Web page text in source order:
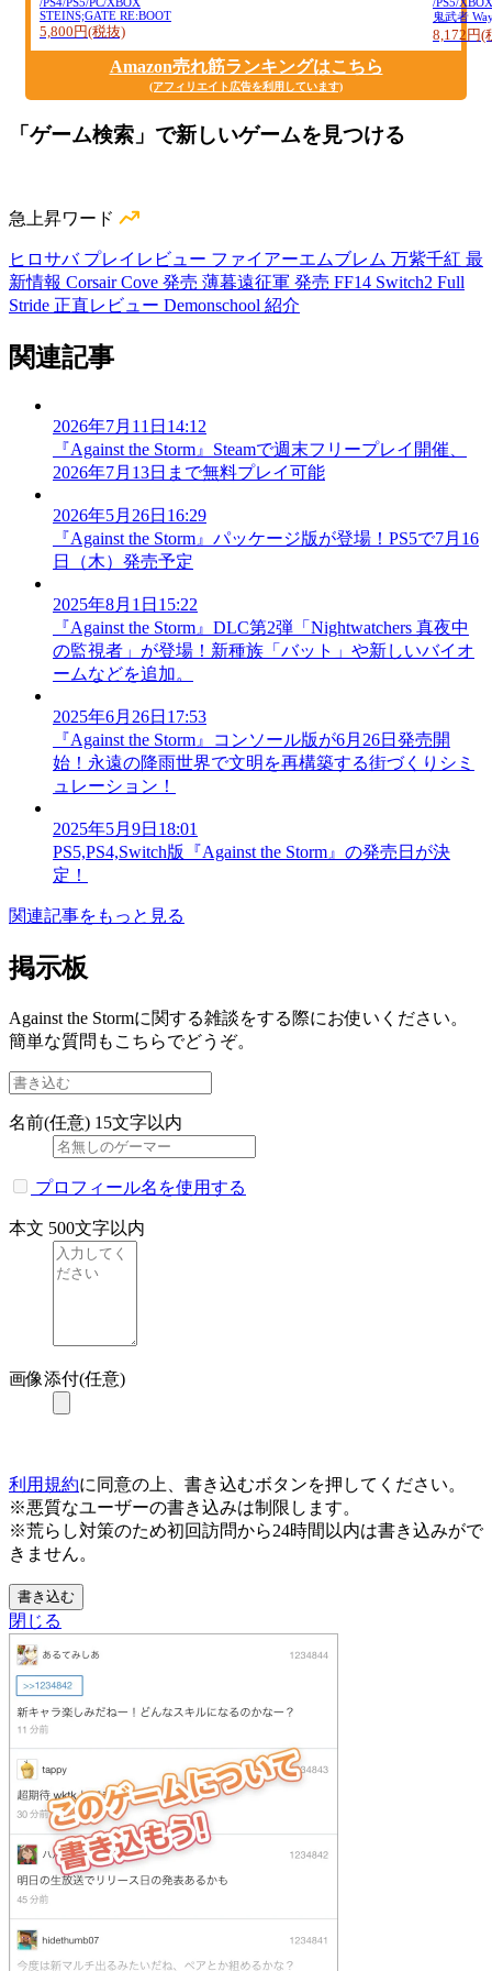
STEINS;GATE RE:BOOT
5,800円(税抜)
鬼武者
8,172円(
Amazon売れ筋ランキングはこちら
(アフィリエイト広告を利用しています)
「ゲーム検索」で新しいゲームを見つける
急上昇ワード
ヒロサバ プレイレビュー ファイアーエムブレム 万紫千紅 最
新情報 Corsair Cove 発売 薄暮遠征軍 発売 FF14 Switch2 Full
Stride 正直レビュー Demonschool 紹介
関連記事
2026年7月11日14:12
『Against the Storm』Steamで週末フリープレイ開催、
2026年7月13日まで無料プレイ可能
2026年5月26日16:29
『Against the Storm』パッケージ版が登場！PS5で7月16
日（木）発売予定
2025年8月1日15:22
『Against the Storm』DLC第2弾「Nightwatchers 真夜中
の監視者」が登場！新種族「バット」や新しいバイオ
ームなどを追加。
2025年6月26日17:53
『Against the Storm』コンソール版が6月26日発売開
始！永遠の降雨世界で文明を再構築する街づくりシミ
ュレーション！
2025年5月9日18:01
PS5,PS4,Switch版『Against the Storm』の発売日が決
定！
関連記事をもっと見る
掲示板
Against the Stormに関する雑談をする際にお使いください。
簡単な質問もこちらでどうぞ。
名前(任意) 15文字以内
プロフィール名を使用する
本文 500文字以内
画像添付(任意)
利用規約に同意の上、書き込むボタンを押してください。
※悪質なユーザーの書き込みは制限します。
※荒らし対策のため初回訪問から24時間以内は書き込みがで
きません。
書き込む
閉じる